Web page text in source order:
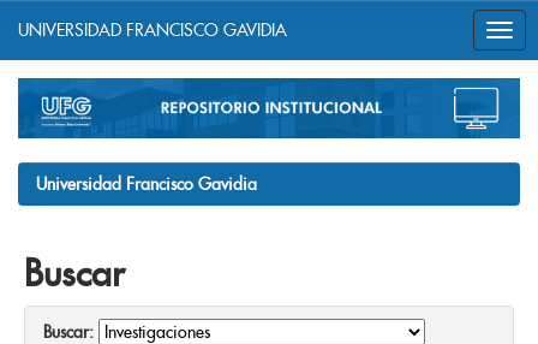
navigation
UNIVERSIDAD FRANCISCO GAVIDIA
Universidad Francisco Gavidia
Buscar
Buscar: